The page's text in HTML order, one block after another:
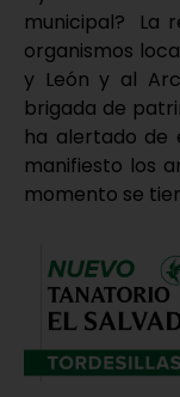
municipal? La
organismos
y León y al
brigada de
ha alertado de
manifiesto los
momento se